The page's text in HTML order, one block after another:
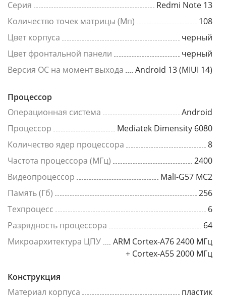
Серия
Redmi Note 13
Количество точек матрицы (Мп)
108
Цвет корпуса
черный
Цвет фронтальной панели
черный
Версия ОС на момент выхода
Android 13 (MIUI 14)
Процессор
Операционная система
Android
Процессор
Mediatek Dimensity 6080
Количество ядер процессора
8
Частота процессора (МГц)
2400
Видеопроцессор
Mali-G57 MC2
Память (Гб)
256
Техпроцесс
6
Разрядность процессора
64
Микроархитектура ЦПУ
ARM Cortex-A76 2400 МГц
+ Cortex-A55 2000 МГц
Конструкция
Материал корпуса
пластик